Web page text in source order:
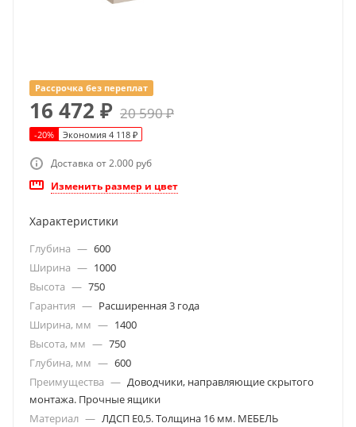
Рассрочка без переплат
16 472 ₽ 20 590₽
-20% Экономия 4 118 ₽
Доставка от 2.000 руб
Изменить размер и цвет
Характеристики
Глубина — 600
Ширина — 1000
Высота — 750
Гарантия — Расширенная 3 года
Ширина, мм — 1400
Высота, мм — 750
Глубина, мм — 600
Преимущества — Доводчики, направляющие скрытого
монтажа. Прочные ящики
Материал — ЛДСП Е0,5. Толщина 16 мм. МЕБЕЛЬ